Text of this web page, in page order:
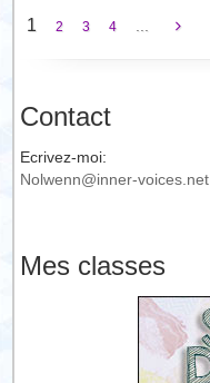
1 2 3 4
Contact
Ecrivez-moi:
Nolwenn@inner-voices.net
Mes classes